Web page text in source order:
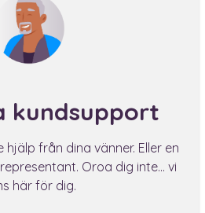
kundsupport
hjälp från dina vänner. Eller en
Oroa dig inte... vi
här för dig.